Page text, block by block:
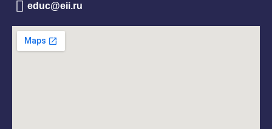
educ@eii.ru